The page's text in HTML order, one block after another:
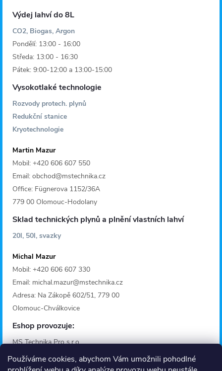
Používáme cookies, abychom Vám umožnili pohodlné
Výdej lahví do 8L
CO2, Biogas, Argon
Pondělí: 13:00 - 16:00
Středa: 13:00 - 16:30
Pátek: 9:00-12:00 a 13:00-15:00
Vysokotlaké technologie
Rozvody protech. plynů
Redukční stanice
Kryotechnologie
Martin Mazur
Mobil: +420 606 607 550
Email: obchod@mstechnika.cz
Office: Fügnerova 1152/36A
779 00 Olomouc-Hodolany
Sklad technických plynů a plnění vlastních lahví
20l, 50l, svazky
Michal Mazur
Mobil: +420 606 607 330
Email: michal.mazur@mstechnika.cz
Adresa: Na Zákopě 602/51, 779 00
Olomouc-Chválkovice
Eshop provozuje:
MS Technika Pro s.r.o.
IČO: 28642368
Adresa: Fügnerova 1125/36A